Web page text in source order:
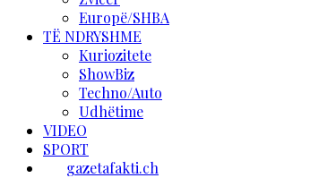
Europë/SHBA
TË NDRYSHME
Kuriozitete
ShowBiz
Techno/Auto
Udhëtime
VIDEO
SPORT
gazetafakti.ch